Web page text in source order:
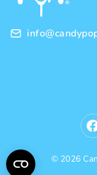
© 2026